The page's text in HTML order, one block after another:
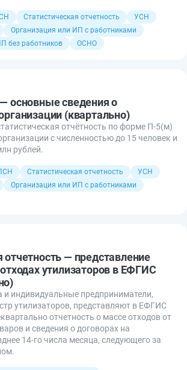
Статистическая отчетность
УСН
Организация или ИП с работниками
без работников
ОСНО
основные сведения о
(квартально)
отчётность по форме П-5(м)
с численностью до 15 человек и
рублей.
Статистическая отчетность
УСН
Организация или ИП с работниками
отчетность — представление
утилизаторов в ЕФГИС
и индивидуальные предприниматели,
утилизаторов, представляют в ЕФГИС
отчетность о массе отходов от
и сведения о договорах на
14-го числа месяца, следующего за